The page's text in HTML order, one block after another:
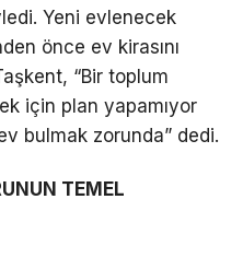
Yeni evlenecek
önce ev kirasını
“Bir toplum
için plan yapamıyor
bulmak zorunda” dedi.
TEMEL